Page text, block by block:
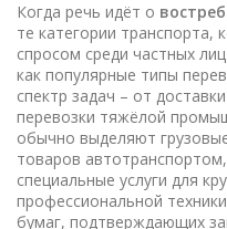
Когда речь идёт о
те категории
спросом среди частных
как популярные типы
спектр задач – от
перевозки тяжёлой
обычно выделяют
товаров автотранспортом,
специальные услуги для
профессиональной техники
бумаг, подтверждающих